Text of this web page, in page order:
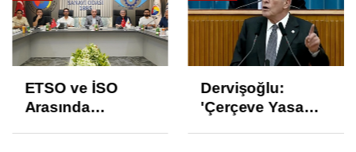
ETSO ve İSO
Arasında
Dervişoğlu:
'Çerçeve Yasa